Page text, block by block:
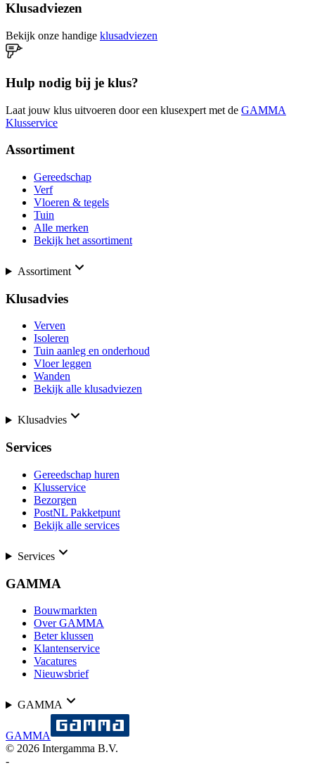
Klusadviezen
Bekijk onze handige klusadviezen
Hulp nodig bij je klus?
Laat jouw klus uitvoeren door een klusexpert met de GAMMA
Klusservice
Assortiment
Gereedschap
Verf
Vloeren & tegels
Tuin
Alle merken
Bekijk het assortiment
Assortiment
Klusadvies
Verven
Isoleren
Tuin aanleg en onderhoud
Vloer leggen
Wanden
Bekijk alle klusadviezen
Klusadvies
Services
Gereedschap huren
Klusservice
Bezorgen
PostNL Pakketpunt
Bekijk alle services
Services
GAMMA
Bouwmarkten
Over GAMMA
Beter klussen
Klantenservice
Vacatures
Nieuwsbrief
GAMMA
GAMMA
© 2026 Intergamma B.V.
-